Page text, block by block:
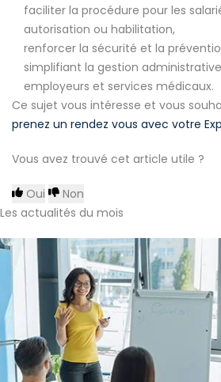
faciliter la procédure pour les
autorisation ou habilitation,
renforcer la sécurité et la
simplifiant la gestion
employeurs et services médicaux.
Ce sujet vous intéresse et vous
prenez un rendez vous avec votre
Vous avez trouvé cet article utile ?
Oui
Non
Les actualités du mois